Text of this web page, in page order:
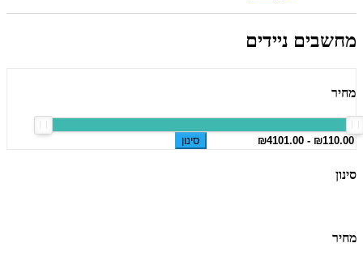
מחשבים ניידים
מחיר
סינון
סינון
מחיר